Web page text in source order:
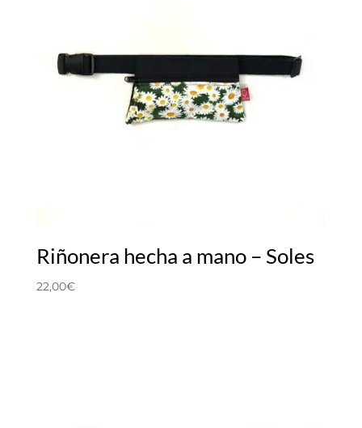
Riñonera hecha a mano – Soles
22,00€